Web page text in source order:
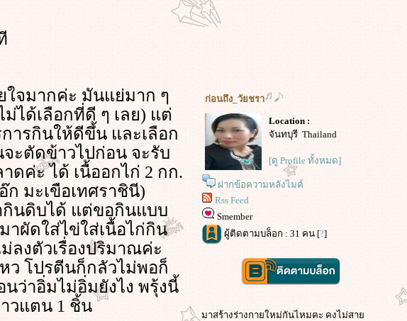
ใจมากค่ะ มันแย่มาก ๆ
ได้เลือกที่ดี ๆ เลย) แต่
ารกินให้ดีขึ้น และเลือก
ะตัดข้าวไปก่อน จะรับ
ดค่ะ ได้ เนื้ออกไก่ 2 กก.
ก มะเขือเทศราชินี)
นดิบได้ แต่ขอกินแบบ
าผัดใส่ไข่ใส่เนื้อไก่กิน
ลงตัวเรื่องปริมาณค่ะ
ว โปรตีนก็กลัวไม่พอก็
ว่าอิ่มไม่อิ่มยังไง พรุ้งนี้
วแตน 1 ชิ้น
ก่อนถึง_วัยชรา
Location :
จันทบุรี Thailand
[ดู Profile ทั้งหมด]
ฝากข้อความหลังไมค์
Rss Feed
Smember
ผู้ติดตามบล็อก : 31 คน [?]
มาสร้างร่างกายใหม่กันไหมคะ คงไม่สา